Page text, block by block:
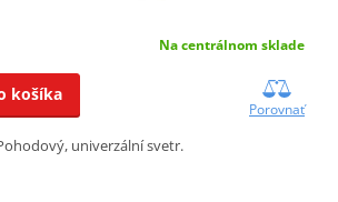
Na centrálnom sklade
košíka
Porovnať
univerzální svetr.